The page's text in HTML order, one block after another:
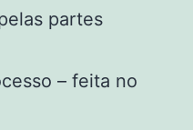
partes
– feita no